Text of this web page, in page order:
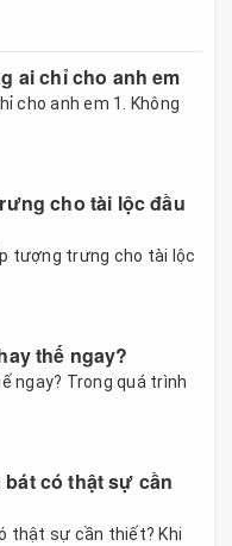
ai chỉ cho anh em
cho anh em 1. Không
cho tài lộc đầu
tượng trưng cho tài lộc
thế ngay?
ngay? Trong quá trình
có thật sự cần
thật sự cần thiết? Khi